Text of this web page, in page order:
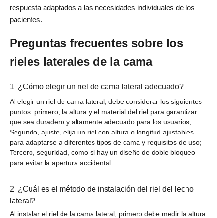
respuesta adaptados a las necesidades individuales de los
pacientes.
Preguntas frecuentes sobre los
rieles laterales de la cama
1. ¿Cómo elegir un riel de cama lateral adecuado?
Al elegir un riel de cama lateral, debe considerar los siguientes
puntos: primero, la altura y el material del riel para garantizar
que sea duradero y altamente adecuado para los usuarios;
Segundo, ajuste, elija un riel con altura o longitud ajustables
para adaptarse a diferentes tipos de cama y requisitos de uso;
Tercero, seguridad, como si hay un diseño de doble bloqueo
para evitar la apertura accidental.
2. ¿Cuál es el método de instalación del riel del lecho
lateral?
Al instalar el riel de la cama lateral, primero debe medir la altura